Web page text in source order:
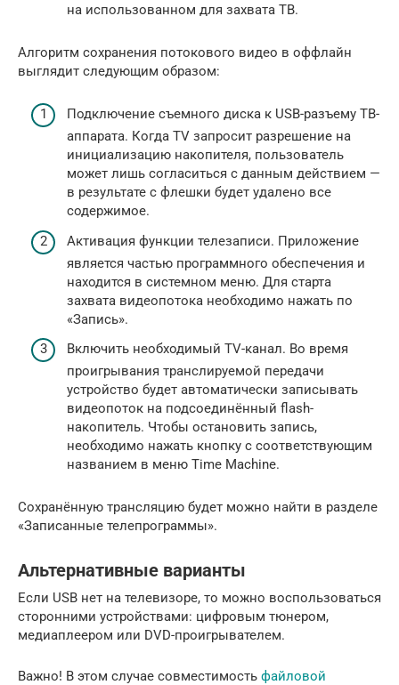
на использованном для захвата TB.
Алгоритм сохранения потокового видео в оффлайн
выглядит следующим образом:
Подключение съемного диска к USB-разъему TB-
аппарата. Когда TV запросит разрешение на
инициализацию накопителя, пользователь
может лишь согласиться с данным действием —
в результате с флешки будет удалено все
содержимое.
Активация функции телезаписи. Приложение
является частью программного обеспечения и
находится в системном меню. Для старта
захвата видеопотока необходимо нажать по
«Запись».
Включить необходимый TV-канал. Во время
проигрывания транслируемой передачи
устройство будет автоматически записывать
видеопоток на подсоединённый flash-
накопитель. Чтобы остановить запись,
необходимо нажать кнопку с соответствующим
названием в меню Time Machine.
Сохранённую трансляцию будет можно найти в разделе
«Записанные телепрограммы».
Альтернативные варианты
Если USB нет на телевизоре, то можно воспользоваться
сторонними устройствами: цифровым тюнером,
медиаплеером или DVD-проигрывателем.
Важно! В этом случае совместимость файловой